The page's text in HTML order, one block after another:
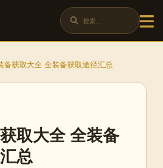
备获取大全 全装备获取途径汇总
取大全 全装备
总